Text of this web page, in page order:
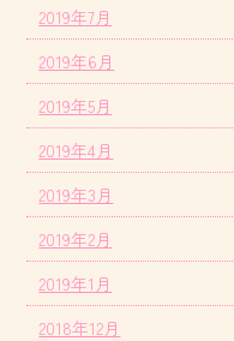
2019年7月
2019年6月
2019年5月
2019年4月
2019年3月
2019年2月
2019年1月
2018年12月